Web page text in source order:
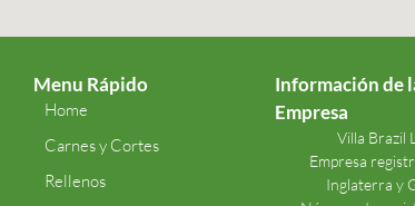
Menu Rápido
Home
Carnes y Cortes
Rellenos
Información de
Empresa
Villa Brazil
Empresa
Inglaterra y